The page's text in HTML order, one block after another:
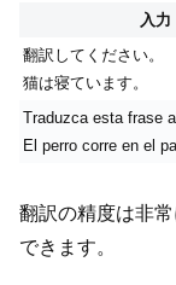
入力
翻訳してください。
猫は寝ています。
Traduzca esta frase
El perro corre en el
翻訳の精度は非
できます。